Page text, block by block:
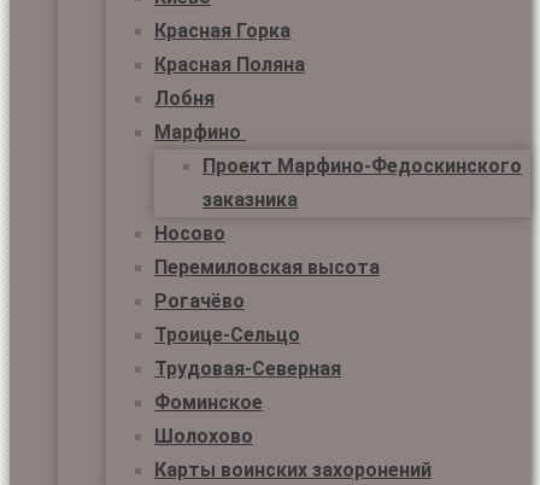
Красная Горка
Красная Поляна
Лобня
Марфино
Проект Марфино-Федоскинского
заказника
Носово
Перемиловская высота
Рогачёво
Троице-Сельцо
Трудовая-Северная
Фоминское
Шолохово
Карты воинских захоронений